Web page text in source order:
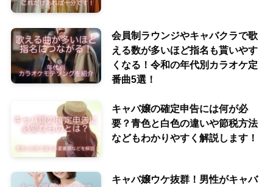
会員制ラウンジやキャバクラで歌
える数が多いほど指名も貰いやす
くなる！令和の年代別カラオケ定
番曲5選！
キャバ嬢の確定申告には何が必
要？青色と白色の違いや節税方法
などもわかりやすく解説します！
キャバ嬢ウケ抜群！男性がキャバ